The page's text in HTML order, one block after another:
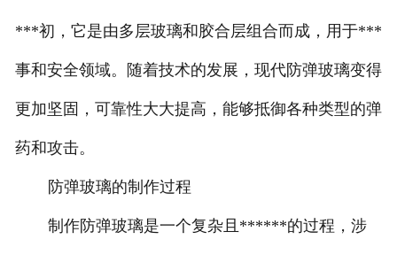
***初，它是由多层玻璃和胶合层组合而成，用于***
事和安全领域。随着技术的发展，现代防弹玻璃变得
更加坚固，可靠性大大提高，能够抵御各种类型的弹
药和攻击。
防弹玻璃的制作过程
制作防弹玻璃是一个复杂且******的过程，涉